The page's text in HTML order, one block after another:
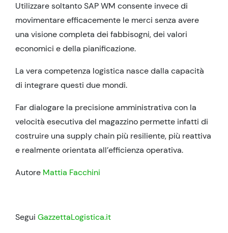
Utilizzare soltanto SAP WM consente invece di
movimentare efficacemente le merci senza avere
una visione completa dei fabbisogni, dei valori
economici e della pianificazione.
La vera competenza logistica nasce dalla capacità
di integrare questi due mondi.
Far dialogare la precisione amministrativa con la
velocità esecutiva del magazzino permette infatti di
costruire una supply chain più resiliente, più reattiva
e realmente orientata all’efficienza operativa.
Autore Mattia Facchini
Segui GazzettaLogistica.it